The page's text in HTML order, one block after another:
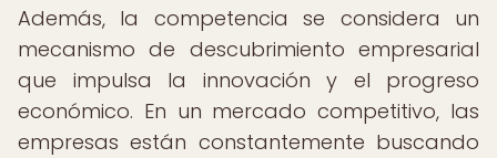
Además, la competencia se considera un
mecanismo de descubrimiento empresarial
que impulsa la innovación y el progreso
económico. En un mercado competitivo, las
empresas están constantemente buscando